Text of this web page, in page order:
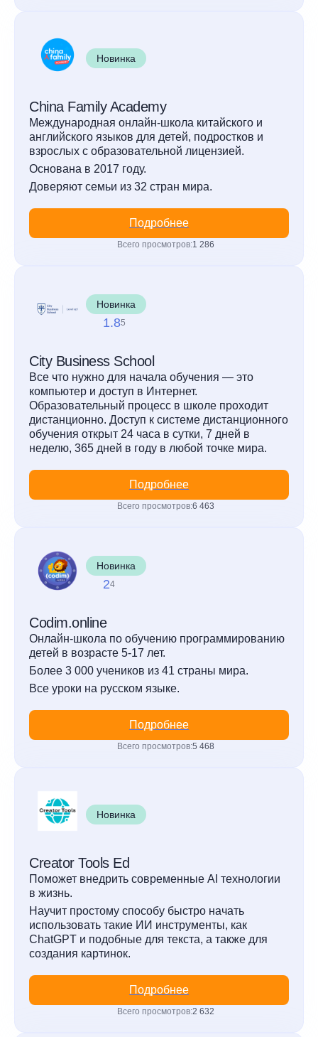
Новинка
China Family Academy
Международная онлайн-школа китайского и
английского языков для детей, подростков и
взрослых с образовательной лицензией.
Основана в 2017 году.
Доверяют семьи из 32 стран мира.
Подробнее
Всего просмотров:1 286
Новинка
1.85
City Business School
Все что нужно для начала обучения — это
компьютер и доступ в Интернет.
Образовательный процесс в школе проходит
дистанционно. Доступ к системе дистанционного
обучения открыт 24 часа в сутки, 7 дней в
неделю, 365 дней в году в любой точке мира.
Подробнее
Всего просмотров:6 463
Новинка
24
Codim.online
Онлайн-школа по обучению программированию
детей в возрасте 5-17 лет.
Более 3 000 учеников из 41 страны мира.
Все уроки на русском языке.
Подробнее
Всего просмотров:5 468
Новинка
Creator Tools Ed
Поможет внедрить современные AI технологии
в жизнь.
Научит простому способу быстро начать
использовать такие ИИ инструменты, как
ChatGPT и подобные для текста, а также для
создания картинок.
Подробнее
Всего просмотров:2 632